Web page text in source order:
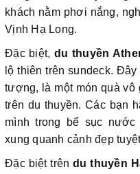
khách nằm phơi nắng,
Vịnh Hạ Long.
Đặc biệt, du thuyền
lộ thiên trên sundeck.
tượng, là một món quà vô
trên du thuyền. Các bạn
mình trong bể sục
xung quanh cảnh đẹp
Đặc biệt trêndu thuyền